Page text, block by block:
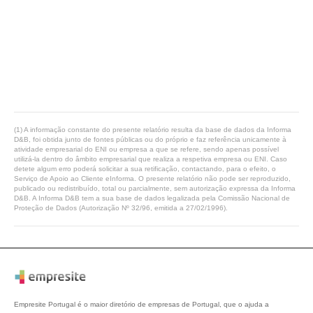
(1) A informação constante do presente relatório resulta da base de dados da Informa
D&B, foi obtida junto de fontes públicas ou do próprio e faz referência unicamente à
atividade empresarial do ENI ou empresa a que se refere, sendo apenas possível
utilizá-la dentro do âmbito empresarial que realiza a respetiva empresa ou ENI. Caso
detete algum erro poderá solicitar a sua retificação, contactando, para o efeito, o
Serviço de Apoio ao Cliente eInforma. O presente relatório não pode ser reproduzido,
publicado ou redistribuído, total ou parcialmente, sem autorização expressa da Informa
D&B. A Informa D&B tem a sua base de dados legalizada pela Comissão Nacional de
Proteção de Dados (Autorização Nº 32/96, emitida a 27/02/1996).
Empresite Portugal é o maior diretório de empresas de Portugal, que o ajuda a